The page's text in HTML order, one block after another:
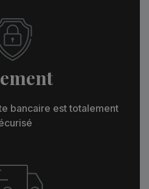
bancaire est totalement